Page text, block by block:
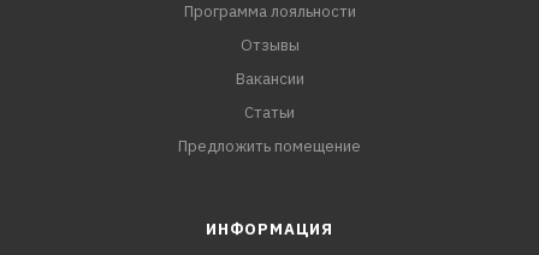
Программа лояльности
Отзывы
Вакансии
Статьи
Предложить помещение
ИНФОРМАЦИЯ